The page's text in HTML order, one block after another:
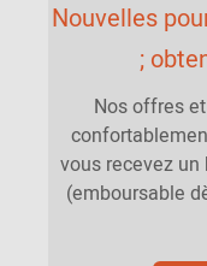
Nouvelles
;
Nos offres
vous recevez un
(emboursable